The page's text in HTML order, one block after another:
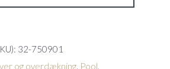
32-750901
og overdækning, Pool,